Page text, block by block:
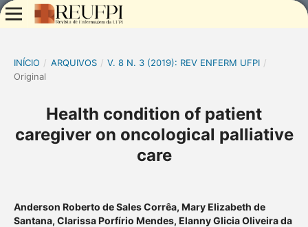
INÍCIO / ARQUIVOS / V. 8 N. 3 (2019): REV ENFERM UFPI /
Original
Health condition of patient
caregiver on oncological palliative
care
Anderson Roberto de Sales Corrêa, Mary Elizabeth de
Santana, Clarissa Porfírio Mendes, Elanny Glicia Oliveira da